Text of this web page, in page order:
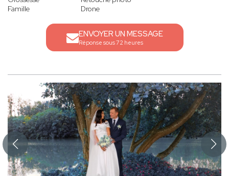
Famille
Drone
ENVOYER UN MESSAGE
Réponse sous 72 heures